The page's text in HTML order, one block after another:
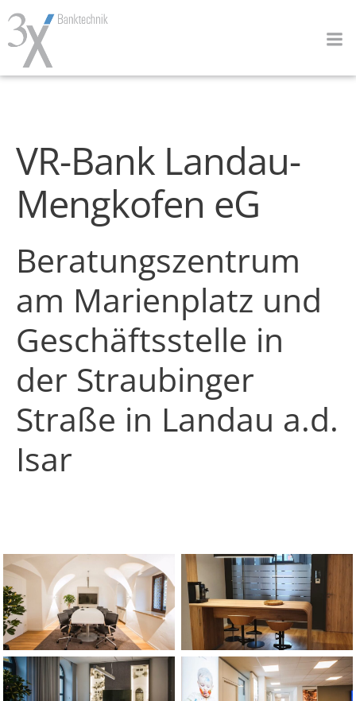
VR-Bank Landau-
Mengkofen eG
Beratungszentrum
am Marienplatz und
Geschäftsstelle in
der Straubinger
Straße in Landau a.d.
Isar